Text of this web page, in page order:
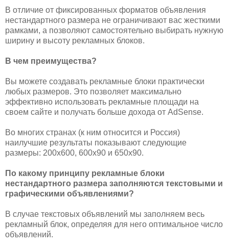
В отличие от фиксированных форматов объявления
нестандартного размера не ограничивают вас жесткими
рамками, а позволяют самостоятельно выбирать нужную
ширину и высоту рекламных блоков.
В чем преимущества?
Вы можете создавать рекламные блоки практически
любых размеров. Это позволяет максимально
эффективно использовать рекламные площади на
своем сайте и получать больше дохода от AdSense.
Во многих странах (к ним относится и Россия)
наилучшие результаты показывают следующие
размеры: 200x600, 600x90 и 650x90.
По какому принципу рекламные блоки
нестандартного размера заполняются текстовыми и
графическими объявлениями?
В случае текстовых объявлений мы заполняем весь
рекламный блок, определяя для него оптимальное число
объявлений.